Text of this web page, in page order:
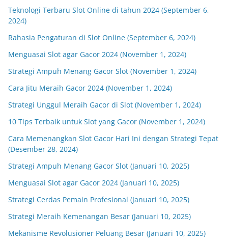
Teknologi Terbaru Slot Online di tahun 2024 (September 6,
2024)
Rahasia Pengaturan di Slot Online (September 6, 2024)
Menguasai Slot agar Gacor 2024 (November 1, 2024)
Strategi Ampuh Menang Gacor Slot (November 1, 2024)
Cara Jitu Meraih Gacor 2024 (November 1, 2024)
Strategi Unggul Meraih Gacor di Slot (November 1, 2024)
10 Tips Terbaik untuk Slot yang Gacor (November 1, 2024)
Cara Memenangkan Slot Gacor Hari Ini dengan Strategi Tepat
(Desember 28, 2024)
Strategi Ampuh Menang Gacor Slot (Januari 10, 2025)
Menguasai Slot agar Gacor 2024 (Januari 10, 2025)
Strategi Cerdas Pemain Profesional (Januari 10, 2025)
Strategi Meraih Kemenangan Besar (Januari 10, 2025)
Mekanisme Revolusioner Peluang Besar (Januari 10, 2025)